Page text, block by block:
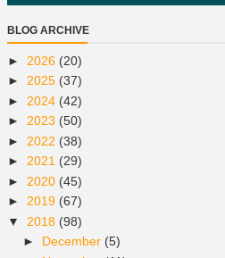
BLOG ARCHIVE
► 2026 (20)
► 2025 (37)
► 2024 (42)
► 2023 (50)
► 2022 (38)
► 2021 (29)
► 2020 (45)
► 2019 (67)
▼ 2018 (98)
► December (5)